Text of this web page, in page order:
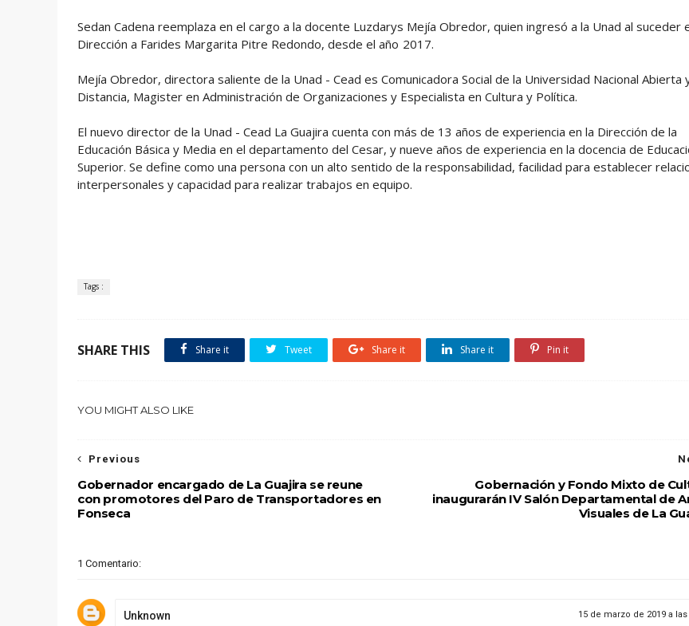
Sedan Cadena reemplaza en el cargo a la docente Luzdarys Mejía Obredor, quien ingresó a la Unad al suceder
Dirección a Farides Margarita Pitre Redondo, desde el año 2017.
Mejía Obredor, directora saliente de la Unad - Cead es Comunicadora Social de la Universidad Nacional Abierta
Distancia, Magister en Administración de Organizaciones y Especialista en Cultura y Política.
El nuevo director de la Unad - Cead La Guajira cuenta con más de 13 años de experiencia en la Dirección de la
Educación Básica y Media en el departamento del Cesar, y nueve años de experiencia en la docencia de
Superior. Se define como una persona con un alto sentido de la responsabilidad, facilidad para establecer
interpersonales y capacidad para realizar trabajos en equipo.
Tags :
SHARE THIS Share it Tweet Share it Share it Pin it
YOU MIGHT ALSO LIKE
Gobernación y Fondo Mixto de
inaugurarán IV Salón Departamental de
Visuales de La
Previous
Gobernador encargado de La Guajira se reune
con promotores del Paro de Transportadores en
Fonseca
1 Comentario:
Unknown 15 de marzo de 2019 a las